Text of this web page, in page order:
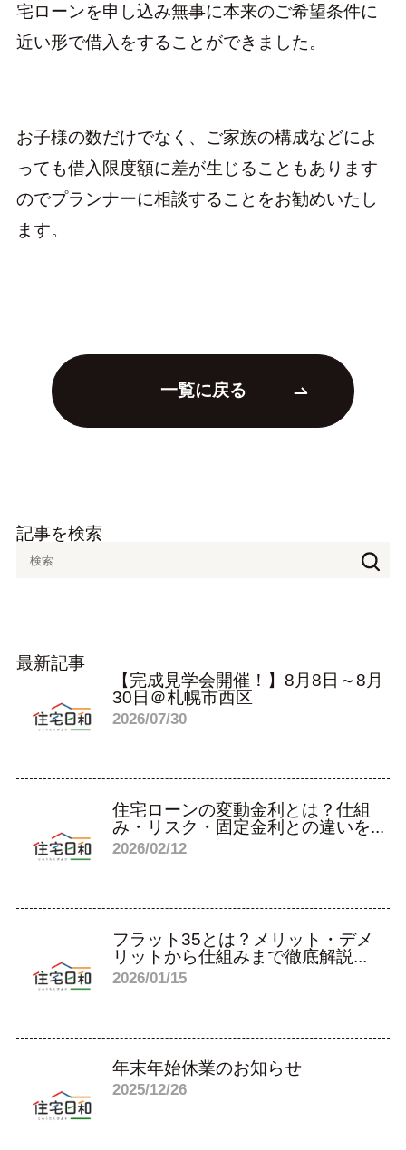
宅ローンを申し込み無事に本来のご希望条件に
近い形で借入をすることができました。
お子様の数だけでなく、ご家族の構成などによ
っても借入限度額に差が生じることもあります
のでプランナーに相談することをお勧めいたし
ます。
一覧に戻る
記事を検索
最新記事
【完成見学会開催！】8月8日～8月
30日＠札幌市西区
2026/07/30
住宅ローンの変動金利とは？仕組
み・リスク・固定金利との違いを...
2026/02/12
フラット35とは？メリット・デメ
リットから仕組みまで徹底解説...
2026/01/15
年末年始休業のお知らせ
2025/12/26